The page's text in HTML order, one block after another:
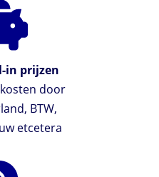
in prijzen
door
BTW,
etcetera